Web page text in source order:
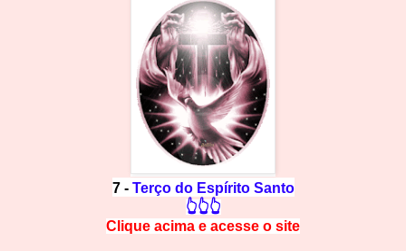
7 - Terço do Espírito Santo
👆👆👆
Clique acima e acesse o site